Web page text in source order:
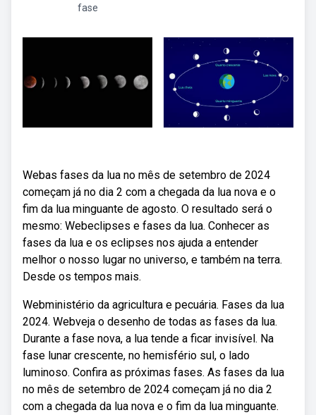
fase
Webas fases da lua no mês de setembro de 2024
começam já no dia 2 com a chegada da lua nova e o
fim da lua minguante de agosto. O resultado será o
mesmo: Webeclipses e fases da lua. Conhecer as
fases da lua e os eclipses nos ajuda a entender
melhor o nosso lugar no universo, e também na terra.
Desde os tempos mais.
Webministério da agricultura e pecuária. Fases da lua
2024. Webveja o desenho de todas as fases da lua.
Durante a fase nova, a lua tende a ficar invisível. Na
fase lunar crescente, no hemisfério sul, o lado
luminoso. Confira as próximas fases. As fases da lua
no mês de setembro de 2024 começam já no dia 2
com a chegada da lua nova e o fim da lua minguante.